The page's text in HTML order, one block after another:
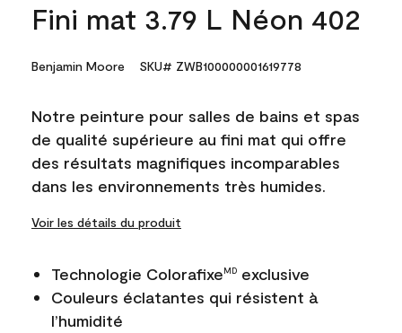
Fini mat 3.79 L Néon 402
Benjamin Moore SKU# ZWB100000001619778
Notre peinture pour salles de bains et spas
de qualité supérieure au fini mat qui offre
des résultats magnifiques incomparables
dans les environnements très humides.
Voir les détails du produit
Technologie ColorafixeMD exclusive
Couleurs éclatantes qui résistent à
l’humidité